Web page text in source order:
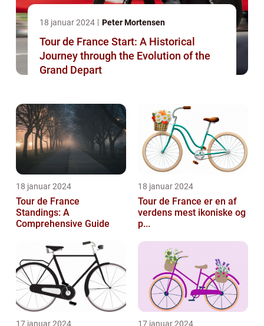
18 januar 2024 Peter Mortensen
Tour de France Start: A Historical
Journey through the Evolution of the
Grand Depart
18 januar 2024
Tour de France
Standings: A
Comprehensive Guide
18 januar 2024
Tour de France er en af
verdens mest ikoniske og
p...
17 januar 2024 17 januar 2024